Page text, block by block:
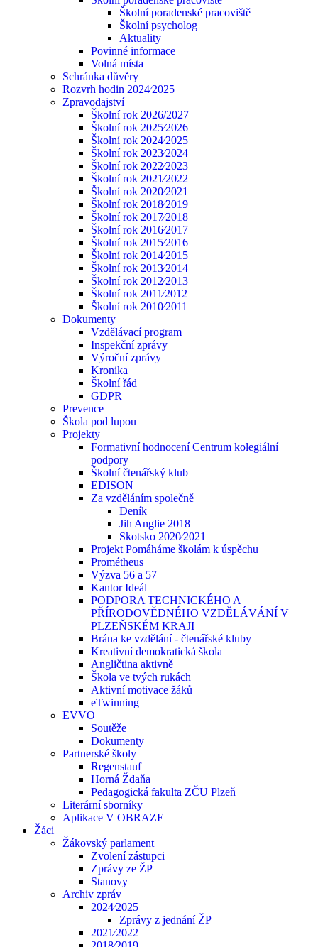
Školní poradenské pracoviště
Školní psycholog
Aktuality
Povinné informace
Volná místa
Schránka důvěry
Rozvrh hodin 2024⁄2025
Zpravodajství
Školní rok 2026/2027
Školní rok 2025⁄2026
Školní rok 2024⁄2025
Školní rok 2023⁄2024
Školní rok 2022⁄2023
Školní rok 2021⁄2022
Školní rok 2020⁄2021
Školní rok 2018⁄2019
Školní rok 2017⁄2018
Školní rok 2016⁄2017
Školní rok 2015⁄2016
Školní rok 2014⁄2015
Školní rok 2013⁄2014
Školní rok 2012⁄2013
Školní rok 2011⁄2012
Školní rok 2010⁄2011
Dokumenty
Vzdělávací program
Inspekční zprávy
Výroční zprávy
Kronika
Školní řád
GDPR
Prevence
Škola pod lupou
Projekty
Formativní hodnocení Centrum kolegiální
podpory
Školní čtenářský klub
EDISON
Za vzděláním společně
Deník
Jih Anglie 2018
Skotsko 2020⁄2021
Projekt Pomáháme školám k úspěchu
Prométheus
Výzva 56 a 57
Kantor Ideál
PODPORA TECHNICKÉHO A
PŘÍRODOVĚDNÉHO VZDĚLÁVÁNÍ V
PLZEŇSKÉM KRAJI
Brána ke vzdělání - čtenářské kluby
Kreativní demokratická škola
Angličtina aktivně
Škola ve tvých rukách
Aktivní motivace žáků
eTwinning
EVVO
Soutěže
Dokumenty
Partnerské školy
Regenstauf
Horná Ždaňa
Pedagogická fakulta ZČU Plzeň
Literární sborníky
Aplikace V OBRAZE
Žáci
Žákovský parlament
Zvolení zástupci
Zprávy ze ŽP
Stanovy
Archiv zpráv
2024⁄2025
Zprávy z jednání ŽP
2021⁄2022